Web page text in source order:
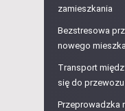
zamieszkania
Bezstresowa
nowego
Transport
się do
Przeprowadzka